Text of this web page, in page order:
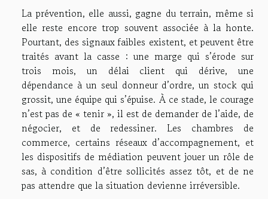
La prévention, elle aussi, gagne du terrain, même si
elle reste encore trop souvent associée à la honte.
Pourtant, des signaux faibles existent, et peuvent être
traités avant la casse : une marge qui s’érode sur
trois mois, un délai client qui dérive, une
dépendance à un seul donneur d’ordre, un stock qui
grossit, une équipe qui s’épuise. À ce stade, le courage
n’est pas de « tenir », il est de demander de l’aide, de
négocier, et de redessiner. Les chambres de
commerce, certains réseaux d’accompagnement, et
les dispositifs de médiation peuvent jouer un rôle de
sas, à condition d’être sollicités assez tôt, et de ne
pas attendre que la situation devienne irréversible.